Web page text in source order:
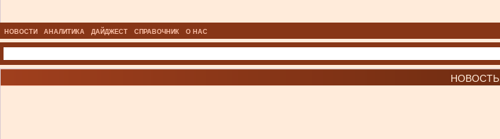
НОВОСТИ АНАЛИТИКА ДАЙДЖЕСТ СПРАВОЧНИК О НАС
НОВОСТЬ